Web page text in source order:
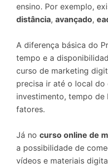
ensino. Por exemplo,
distância, avançado,
A diferença básica do
tempo e a
curso de marketing
precisa ir até o local do
investimento, tempo
fatores.
Já no curso online de
a possibilidade de
vídeos e materiais